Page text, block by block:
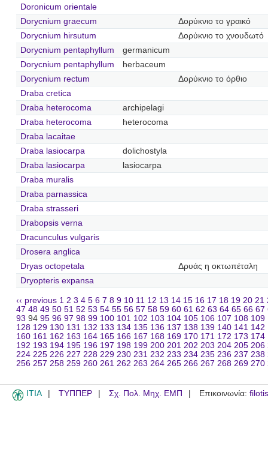
Doronicum orientale
Dorycnium graecum
Δορύκνιο το γραικό
Dorycnium hirsutum
Δορύκνιο το χνουδωτό
Dorycnium pentaphyllum
germanicum
Dorycnium pentaphyllum
herbaceum
Dorycnium rectum
Δορύκνιο το όρθιο
Draba cretica
Draba heterocoma
archipelagi
Draba heterocoma
heterocoma
Draba lacaitae
Draba lasiocarpa
dolichostyla
Draba lasiocarpa
lasiocarpa
Draba muralis
Draba parnassica
Draba strasseri
Drabopsis verna
Dracunculus vulgaris
Drosera anglica
Dryas octopetala
Δρυάς η οκτωπέταλη
Dryopteris expansa
‹‹ previous 1 2 3 4 5 6 7 8 9 10 11 12 13 14 15 16 17 18 19 20 21
47 48 49 50 51 52 53 54 55 56 57 58 59 60 61 62 63 64 65 66 67
93 94 95 96 97 98 99 100 101 102 103 104 105 106 107 108 109
128 129 130 131 132 133 134 135 136 137 138 139 140 141 142
160 161 162 163 164 165 166 167 168 169 170 171 172 173 174
192 193 194 195 196 197 198 199 200 201 202 203 204 205 206
224 225 226 227 228 229 230 231 232 233 234 235 236 237 238
256 257 258 259 260 261 262 263 264 265 266 267 268 269 270
ITIA ΤΥΠΠΕΡ Σχ. Πολ. Μηχ. ΕΜΠ Επικοινωνία: